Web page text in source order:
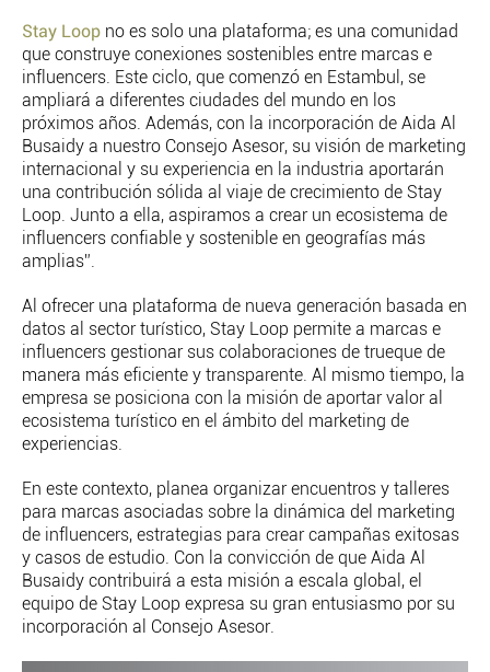
Stay Loop no es solo una plataforma; es una comunidad
que construye conexiones sostenibles entre marcas e
influencers. Este ciclo, que comenzó en Estambul, se
ampliará a diferentes ciudades del mundo en los
próximos años. Además, con la incorporación de Aida Al
Busaidy a nuestro Consejo Asesor, su visión de marketing
internacional y su experiencia en la industria aportarán
una contribución sólida al viaje de crecimiento de Stay
Loop. Junto a ella, aspiramos a crear un ecosistema de
influencers confiable y sostenible en geografías más
amplias”.
Al ofrecer una plataforma de nueva generación basada en
datos al sector turístico, Stay Loop permite a marcas e
influencers gestionar sus colaboraciones de trueque de
manera más eficiente y transparente. Al mismo tiempo, la
empresa se posiciona con la misión de aportar valor al
ecosistema turístico en el ámbito del marketing de
experiencias.
En este contexto, planea organizar encuentros y talleres
para marcas asociadas sobre la dinámica del marketing
de influencers, estrategias para crear campañas exitosas
y casos de estudio. Con la convicción de que Aida Al
Busaidy contribuirá a esta misión a escala global, el
equipo de Stay Loop expresa su gran entusiasmo por su
incorporación al Consejo Asesor.